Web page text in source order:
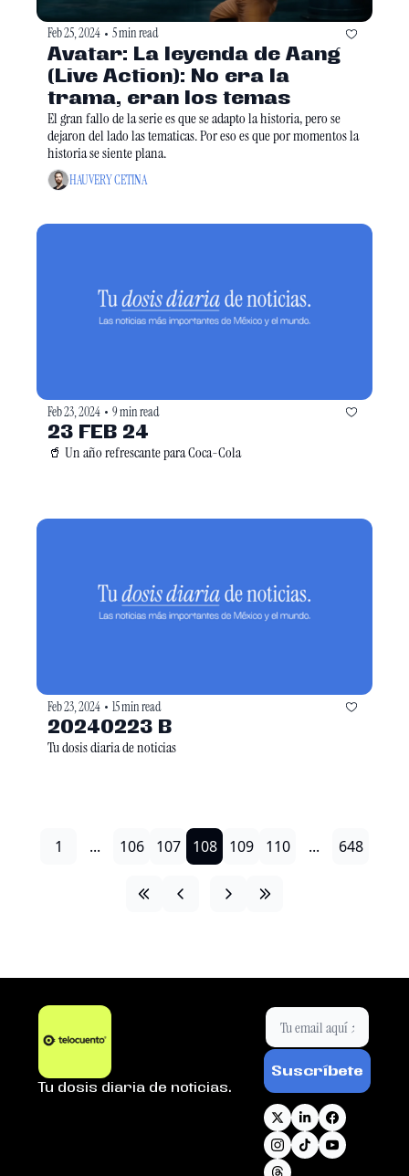
Feb 25, 2024 • 5 min read
Avatar: La leyenda de Aang
(Live Action): No era la
trama, eran los temas
El gran fallo de la serie es que se adapto la historia, pero se
dejaron del lado las tematicas. Por eso es que por momentos la
historia se siente plana.
HAUVERY CETINA
Feb 23, 2024 • 9 min read
23 FEB 24
🥤 Un año refrescante para Coca-Cola
Feb 23, 2024 • 15 min read
20240223 B
Tu dosis diaria de noticias
1 ... 106 107 108 109 110 ... 648
Tu dosis diaria de noticias.
Suscríbete